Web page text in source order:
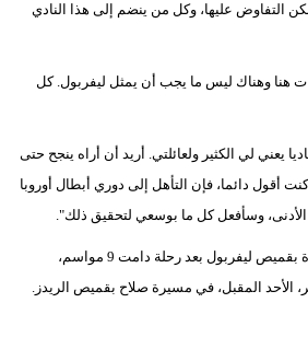
التفاوض عليها، وكل من ينضم إلى هذا النادي
هنا وهناك ليس ما يجب أن يمثل ليفربول. كل
يعني لي الكثير ولعائلتي. أريد أن أراه ينجح حتى
أقول دائما، فإن التأهل إلى دوري أبطال أوروبا
وسأفعل كل ما بوسعي لتحقيق ذلك".
ويخوض صلاح مبارياته الأخيرة بقميص ليفربول بعد رحلة دامت 9 مواسم،
الأحد المقبل، في مسيرة صلاح بقميص الريدز.